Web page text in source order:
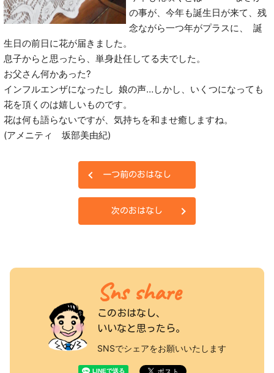
の事が、今年も誕生日が来て、残
念ながら一つ年がプラスに、 誕
生日の前日に花が届きました。
息子からと思ったら、単身赴任してる夫でした。
お父さん何かあった?
インフルエンザになったし 娘の声…しかし、いくつになっても
花を頂くのは嬉しいものです。
花は何も語らないですが、気持ちを和ませ癒しますね。
(アメニティ 坂部美由紀)
一つ前のおはなし
次のおはなし
Sns share
このおはなし、
いいなと思ったら。
SNSでシェアをお願いいたします